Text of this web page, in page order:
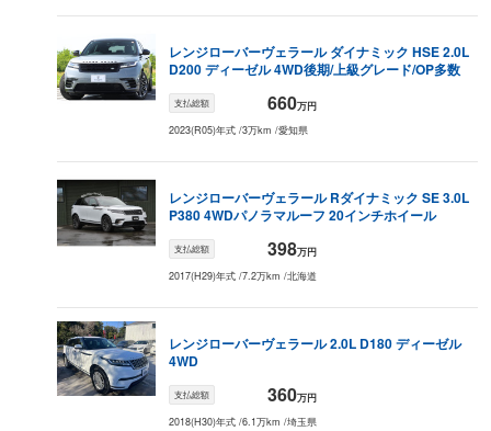
レンジローバーヴェラール ダイナミック HSE 2.0L
D200 ディーゼル 4WD後期/上級グレード/OP多数
支払総額 660万円
2023(R05)年式 /3万km /愛知県
レンジローバーヴェラール Rダイナミック SE 3.0L
P380 4WDパノラマルーフ 20インチホイール
支払総額 398万円
2017(H29)年式 /7.2万km /北海道
レンジローバーヴェラール2.0L D180 ディーゼル
4WD
支払総額 360万円
2018(H30)年式 /6.1万km /埼玉県